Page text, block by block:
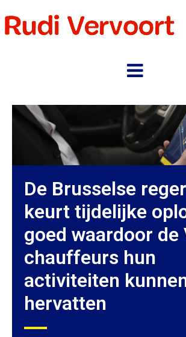
De Brusselse
keurt tijdelijke
goed waardoor de
chauffeurs hun
activiteiten
hervatten